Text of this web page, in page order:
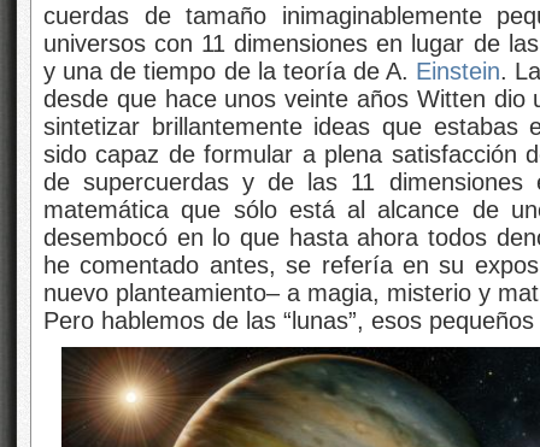
cuerdas de tamaño inimaginablemente
universos con 11 dimensiones en lugar de
y una de tiempo de la teoría de A. Einstein.
desde que hace unos veinte años Witten
sintetizar brillantemente ideas que
sido capaz de formular a plena satisfacción
de supercuerdas y de las 11
matemática que sólo está al alcance de
desembocó en lo que hasta ahora todos
he comentado antes, se refería en su
nuevo planteamiento– a magia, misterio y
Pero hablemos de las “lunas”, esos